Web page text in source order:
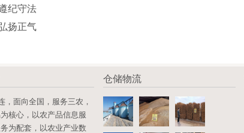
守法
正气
面向全国，服务三农，
核心，以农产品信息服
为配套，以农业产业数
仓储物流